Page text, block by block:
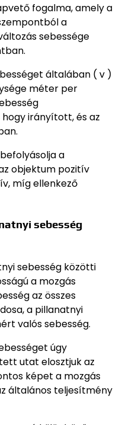
fogalma, amely a
a
sebessége
általában ( v )
méter per
irányított, és az
a
objektum pozitív
míg ellenkező
sebesség
sebesség közötti
a mozgás
az összes
a pillanatnyi
valós sebesség.
úgy
utat elosztjuk az
képet a mozgás
általános teljesítmény